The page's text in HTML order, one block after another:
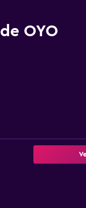
OYO